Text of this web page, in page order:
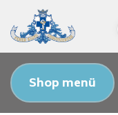
Shop menü